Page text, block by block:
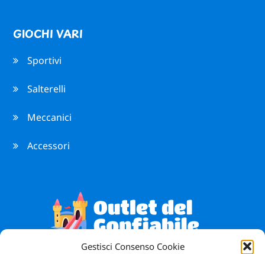
Gestisci Consenso Cookie
GIOCHI VARI
Sportivi
Salterelli
Meccanici
Accessori
Vendita Giochi Gonfiabili